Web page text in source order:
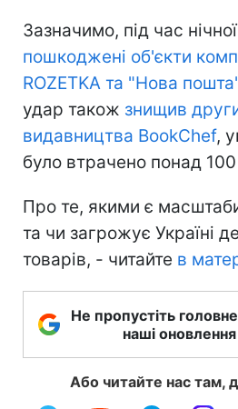
Зазначимо, під час
пошкоджені об'єкти
ROZETKA та "Нова
удар також знищив
видавництва BookChef,
було втрачено понад 100
Про те, якими є
та чи загрожує Україні
товарів, - читайте в
Не пропустіть
наші
Або читайте нас там,